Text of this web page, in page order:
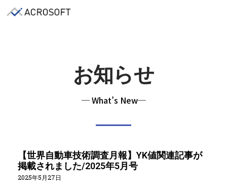
お知らせ
─ What’s New─
【世界自動車技術調査月報】YK値関連記事が
掲載されました/2025年5月号
2025年5月27日